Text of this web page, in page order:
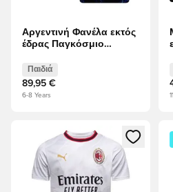
Αργεντινή Φανέλα εκτός
έδρας Παγκόσμιο
Messi 10
Παιδιά
89,95 €
6-8 Years
Ανοίγει ένα Modal για να